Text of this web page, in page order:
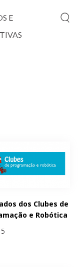
E
dos Clubes de
e Robótica